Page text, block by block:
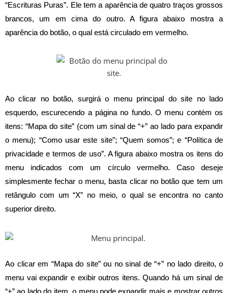
“Escrituras Puras”. Ele tem a aparência de quatro traços grossos
brancos, um em cima do outro. A figura abaixo mostra a
aparência do botão, o qual está circulado em vermelho.
Ao clicar no botão, surgirá o menu principal do site no lado
esquerdo, escurecendo a página no fundo. O menu contém os
itens: “Mapa do site” (com um sinal de “+” ao lado para expandir
o menu); “Como usar este site”; “Quem somos”; e “Política de
privacidade e termos de uso”. A figura abaixo mostra os itens do
menu indicados com um círculo vermelho. Caso deseje
simplesmente fechar o menu, basta clicar no botão que tem um
retângulo com um “X” no meio, o qual se encontra no canto
superior direito.
Ao clicar em “Mapa do site” ou no sinal de “+” no lado direito, o
menu vai expandir e exibir outros itens. Quando há um sinal de
“+” ao lado do item, o menu pode expandir mais e mostrar outros